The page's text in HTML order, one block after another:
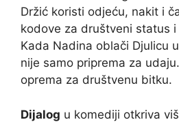
Držić koristi odjeću, nakit i
kodove za društveni status
Kada Nadina oblači Djulicu
nije samo priprema za
oprema za društvenu bitku.
Dijalog u komediji otkriva